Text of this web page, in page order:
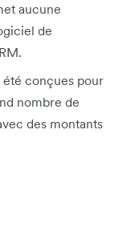
aucune
de
conçues pour
nombre de
des montants